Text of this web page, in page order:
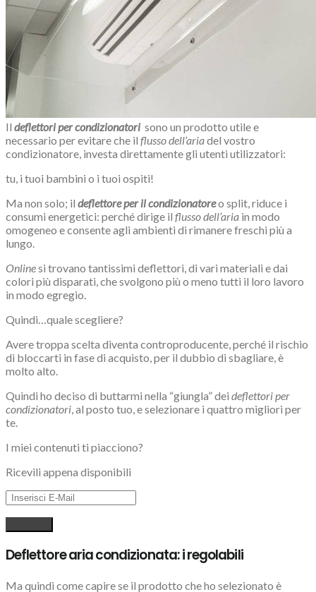
Il deflettori per condizionatori sono un prodotto utile e
necessario per evitare che il flusso dell’ariadel vostro
condizionatore, investa direttamente gli utenti utilizzatori:
tu, i tuoi bambini o i tuoi ospiti!
Ma non solo; il deflettore per il condizionatoreo split, riduce i
consumi energetici: perché dirige il flusso dell’aria in modo
omogeneo e consente agli ambienti di rimanere freschi più a
lungo.
Onlinesi trovano tantissimi deflettori, di vari materiali e dai
colori più disparati, che svolgono più o meno tutti il loro lavoro
in modo egregio.
Quindi…quale scegliere?
Avere troppa scelta diventa controproducente, perché il rischio
di bloccarti in fase di acquisto, per il dubbio di sbagliare, è
molto alto.
Quindi ho deciso di buttarmi nella “giungla” dei deflettori per
condizionatori , al posto tuo, e selezionare i quattro migliori per
te.
I miei contenuti ti piacciono?
Ricevili appena disponibili
Deflettore aria condizionata: i regolabili
Ma quindi come capire se il prodotto che ho selezionato è